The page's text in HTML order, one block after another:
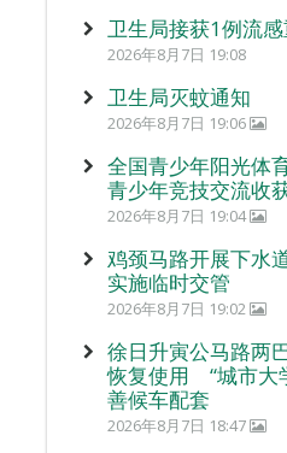
卫生局接获1例流
2026年8月7日 19:08
卫生局灭蚊通知
2026年8月7日 19:06
全国青少年阳光体
青少年竞技交流收
2026年8月7日 19:04
鸡颈马路开展下
实施临时交管
2026年8月7日 19:02
徐日升寅公马路两
恢复使用 “城市大
善候车配套
2026年8月7日 18:47